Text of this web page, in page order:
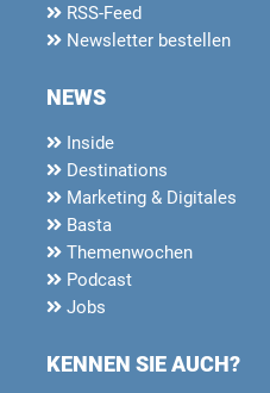
RSS-Feed
Newsletter bestellen
NEWS
Inside
Destinations
Marketing & Digitales
Basta
Themenwochen
Podcast
Jobs
KENNEN SIE AUCH?